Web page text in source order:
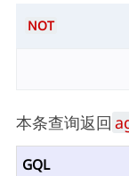
NOT
本条查询返回
GQL